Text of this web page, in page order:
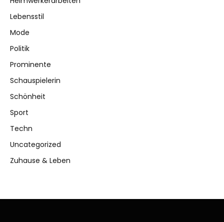
Lebensstil
Mode
Politik
Prominente
Schauspielerin
Schönheit
Sport
Techn
Uncategorized
Zuhause & Leben